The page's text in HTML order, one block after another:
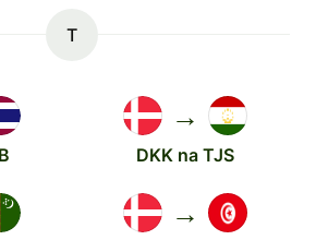
T
→
DKK na TJS
→